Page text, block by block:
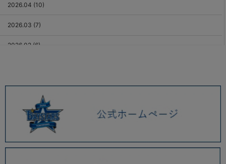
2026.04 (10)
2026.03 (7)
2026.02 (6)
2025.12 (3)
2025.11 (6)
2025.10 (5)
2025.09 (5)